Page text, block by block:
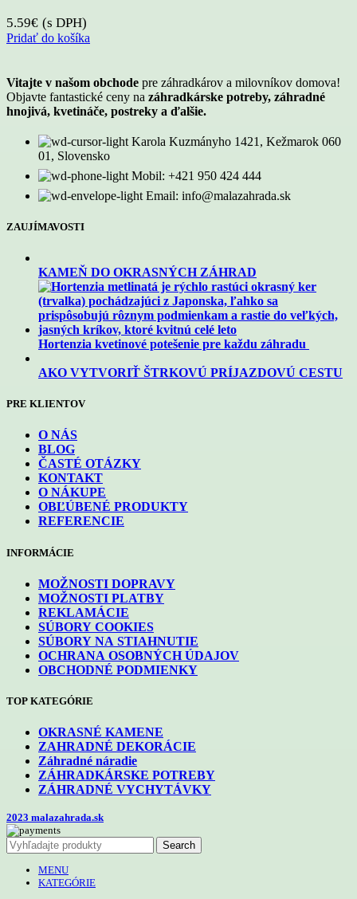
5.59€ (s DPH)
Pridať do košíka
Vitajte v našom obchode pre záhradkárov a milovníkov domova!
Objavte fantastické ceny na záhradkárske potreby, záhradné
hnojivá, kvetináče, postreky a ďalšie.
Karola Kuzmányho 1421, Kežmarok 060
01, Slovensko
Mobil: +421 950 424 444
Email: info@malazahrada.sk
ZAUJÍMAVOSTI
KAMEŇ DO OKRASNÝCH ZÁHRAD
Hortenzia kvetinové potešenie pre každu záhradu
AKO VYTVORIŤ ŠTRKOVÚ PRÍJAZDOVÚ CESTU
PRE KLIENTOV
O NÁS
BLOG
ČASTÉ OTÁZKY
KONTAKT
O NÁKUPE
OBĽÚBENÉ PRODUKTY
REFERENCIE
INFORMÁCIE
MOŽNOSTI DOPRAVY
MOŽNOSTI PLATBY
REKLAMÁCIE
SÚBORY COOKIES
SÚBORY NA STIAHNUTIE
OCHRANA OSOBNÝCH ÚDAJOV
OBCHODNÉ PODMIENKY
TOP KATEGÓRIE
OKRASNÉ KAMENE
ZAHRADNÉ DEKORÁCIE
Záhradné náradie
ZÁHRADKÁRSKE POTREBY
ZÁHRADNÉ VYCHYTÁVKY
2023 malazahrada.sk
Search
MENU
KATEGÓRIE